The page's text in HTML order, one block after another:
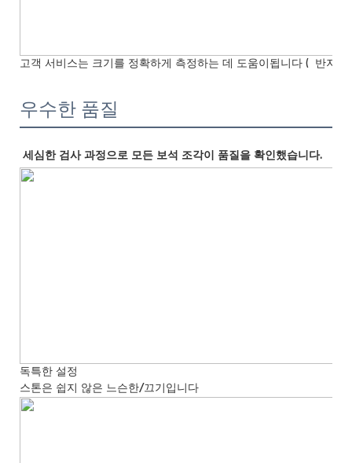
고객 서비스는 크기를 정확하게 측정하는 데 도움이됩니다 ( 반지 /
우수한 품질
독특한 설정
스톤은 쉽지 않은 느슨한/끄기입니다